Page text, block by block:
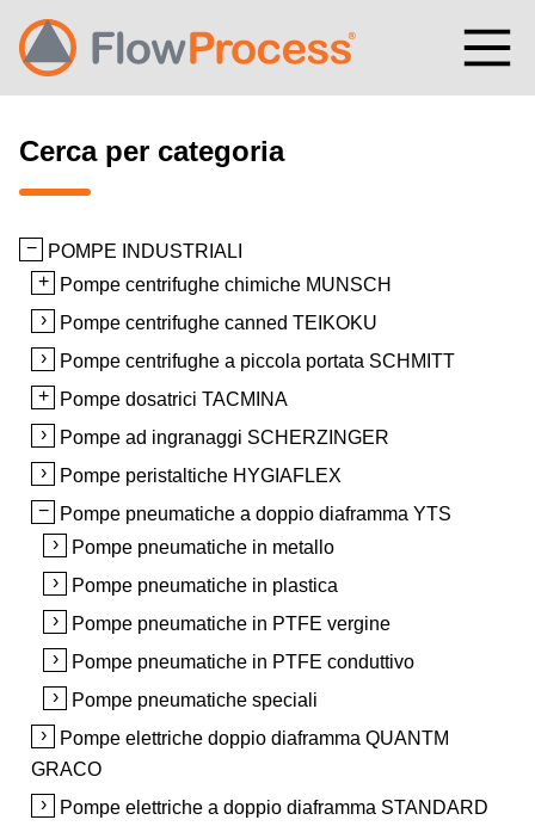
Cerca per categoria
POMPE INDUSTRIALI
Pompe centrifughe chimiche MUNSCH
Pompe centrifughe canned TEIKOKU
Pompe centrifughe a piccola portata SCHMITT
Pompe dosatrici TACMINA
Pompe ad ingranaggi SCHERZINGER
Pompe peristaltiche HYGIAFLEX
Pompe pneumatiche a doppio diaframma YTS
Pompe pneumatiche in metallo
Pompe pneumatiche in plastica
Pompe pneumatiche in PTFE vergine
Pompe pneumatiche in PTFE conduttivo
Pompe pneumatiche speciali
Pompe elettriche doppio diaframma QUANTM
GRACO
Pompe elettriche a doppio diaframma STANDARD